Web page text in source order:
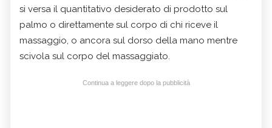
si versa il quantitativo desiderato di prodotto sul
palmo o direttamente sul corpo di chi riceve il
massaggio, o ancora sul dorso della mano mentre
scivola sul corpo del massaggiato.
Continua a leggere dopo la pubblicità